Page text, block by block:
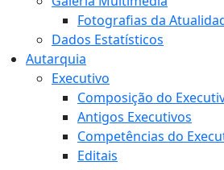
Fotografias da
Dados Estatísticos
Autarquia
Executivo
Composição do
Antigos Executivos
Competências do
Editais